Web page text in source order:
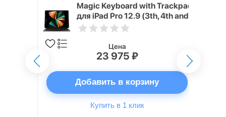
Magic Keyboard with Trackpad
для iPad Pro 12.9 (3th, 4th and
5th generation) русская,
Цена
23 975 ₽
Добавить в корзину
Купить в 1 клик